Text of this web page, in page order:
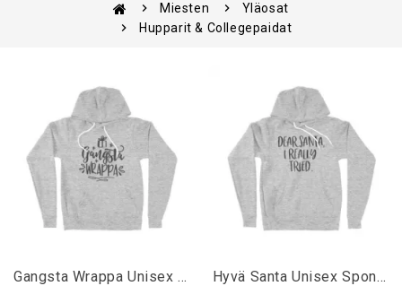
Miesten
Yläosat
Hupparit & Collegepaidat
Gangsta Wrappa Unisex Sponge Fleece Huppari Hyvä Santa Unisex Sponge Fleece Huppari